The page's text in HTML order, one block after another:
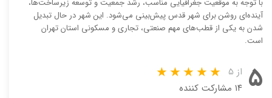
با توجه به موقعیت جغرافیایی مناسب، رشد جمعیت و توسعه زیرساخت‌ها،
آینده‌ای روشن برای شهر قدس پیش‌بینی می‌شود. این شهر در حال تبدیل
شدن به یکی از قطب‌های مهم صنعتی، تجاری و مسکونی استان تهران
است.
۵ از ۵
۱۴ مشارکت کننده